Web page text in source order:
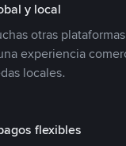
y local
otras
experiencia
locales.
flexibles